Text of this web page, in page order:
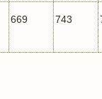
669 743